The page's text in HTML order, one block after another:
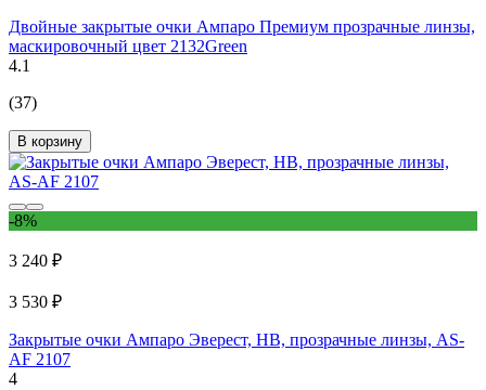
Двойные закрытые очки Ампаро Премиум прозрачные линзы,
маскировочный цвет 2132Green
4.1
(37)
В корзину
-8%
3 240 ₽
3 530 ₽
Закрытые очки Ампаро Эверест, НВ, прозрачные линзы, AS-
AF 2107
4